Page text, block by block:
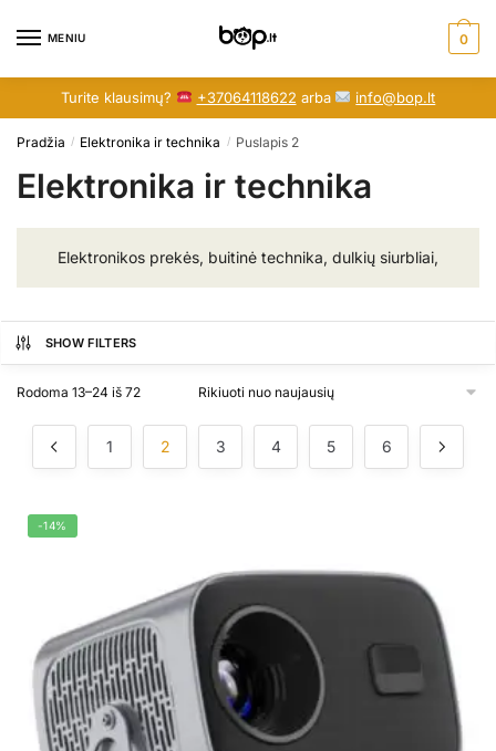
MENIU 0
Turite klausimų? +37064118622 arba info@bop.lt
Pradžia / Elektronika ir technika / Puslapis 2
Elektronika ir technika
Elektronikos prekės, buitinė technika, dulkių siurbliai,
SHOW FILTERS
Rodoma 13–24 iš 72Rūšiuojama
1 2 3 4 5 6
-14%